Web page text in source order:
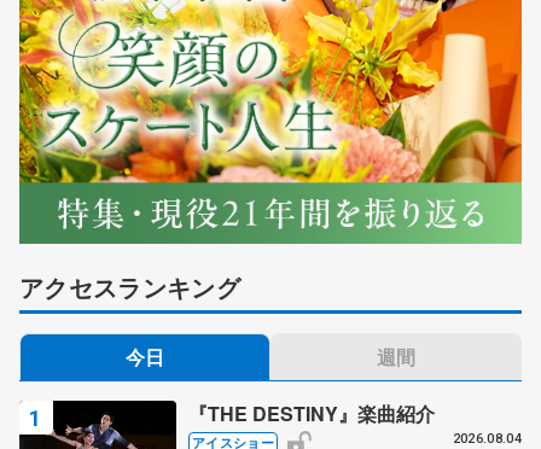
アクセスランキング
今日 週間
『THE DESTINY』楽曲紹介
アイスショー 2026.08.04